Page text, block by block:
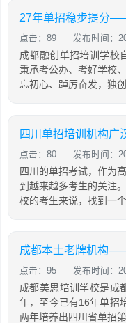
点击：89 发布时间：
成都融创单招培训学校
秉承考公办、考好学校
忘初心、踔厉奋发，独
四川单招培训机构广
点击：80 发布时间：
四川的单招考试，作为
到越来越多考生的关注
校的考生来说，找到一
点击：95 发布时间：
成都美思培训学校是成
年，至今已有16年单招
两年培养出四川省单招